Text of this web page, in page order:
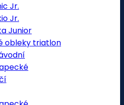
Jr.
Jr.
Junior
obleky triatlon